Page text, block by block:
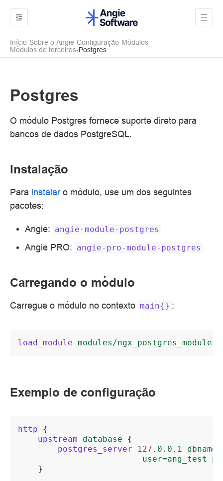
Início Sobre o Angie Configuração Módulos
Módulos de terceiros Postgres
Postgres
O módulo Postgres fornece suporte direto para
bancos de dados PostgreSQL.
Instalação
Para instalar o módulo, use um dos seguintes
pacotes:
Angie: angie-module-postgres
Angie PRO: angie-pro-module-postgres
Carregando o módulo
Carregue o módulo no contexto main{} :
load_module modules/
Exemplo de configuração
http
{
upstream
database
{
postgres_server
127 .0.0.1
user=ang_test
}